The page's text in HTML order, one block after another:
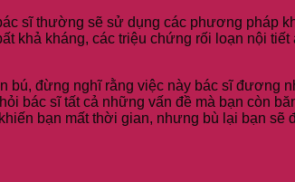
sĩ thường sẽ sử dụng các phương pháp
khả kháng, các triệu chứng rối loạn nội
đừng nghĩ rằng việc này bác sĩ đương
bác sĩ tất cả những vấn đề mà bạn còn
bạn mất thời gian, nhưng bù lại bạn sẽ